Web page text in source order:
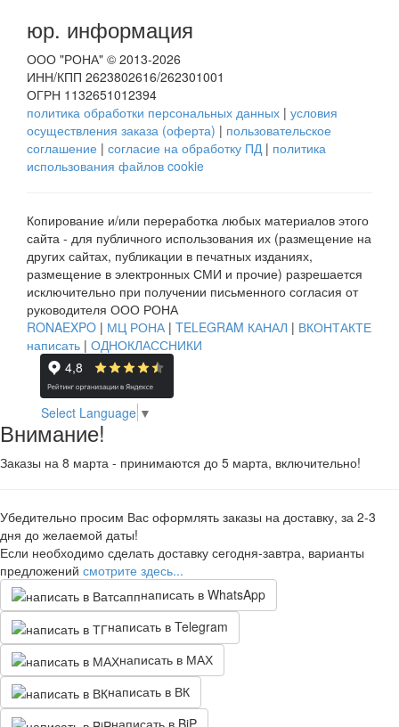
юр. информация
ООО "РОНА" © 2013-2026
ИНН/КПП 2623802616/262301001
ОГРН 1132651012394
политика обработки персональных данных | условия
осуществления заказа (оферта) | пользовательское
соглашение | согласие на обработку ПД | политика
использования файлов cookie
Копирование и/или переработка любых материалов этого
сайта - для публичного использования их (размещение на
других сайтах, публикации в печатных изданиях,
размещение в электронных СМИ и прочие) разрешается
исключительно при получении письменного согласия от
руководителя ООО РОНА
RONAEXPO | МЦ РОНА | TELEGRAM КАНАЛ | ВКОНТАКТЕ
написать | ОДНОКЛАССНИКИ
Select Language ▼
Внимание!
Заказы на 8 марта - принимаются до 5 марта, включительно!
Убедительно просим Вас оформлять заказы на доставку, за 2-3
дня до желаемой даты!
Если необходимо сделать доставку сегодня-завтра, варианты
предложений смотрите здесь...
написать в WhatsApp
написать в Telegram
написать в МАХ
написать в ВК